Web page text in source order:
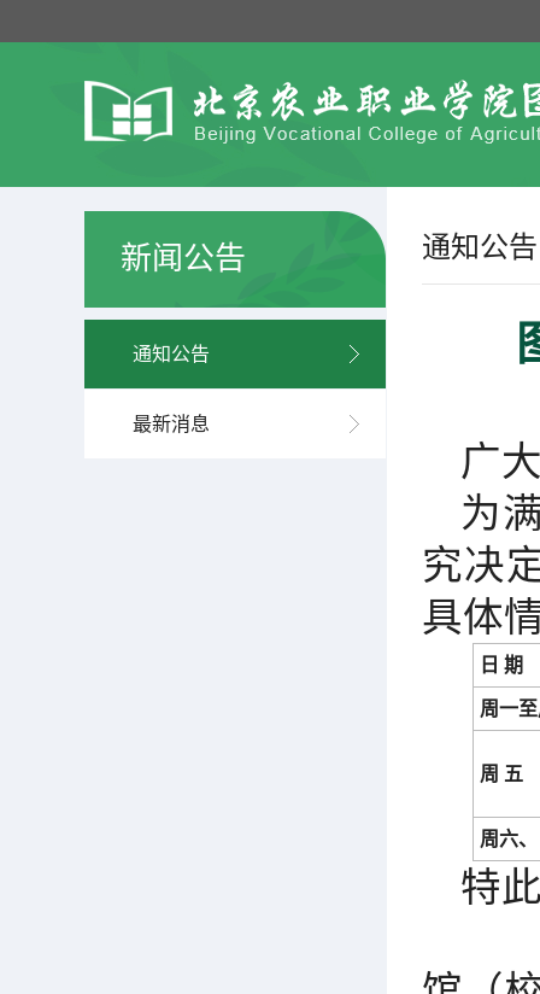
新闻公告
通知公告
最新消息
通知公告
广
为
究决
具体
日 期
周一
周 五
周六
特